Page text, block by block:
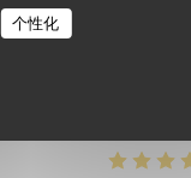
个性化